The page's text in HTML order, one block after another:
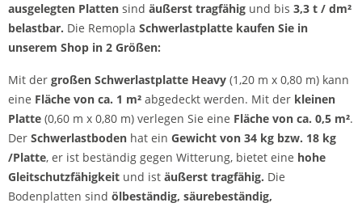
ausgelegten Platten sind äußerst tragfähig und bis 3,3 t / dm²
belastbar. Die Remopla Schwerlastplatte kaufen Sie in
unserem Shop in 2 Größen:
Mit der großen Schwerlastplatte Heavy (1,20 m x 0,80 m) kann
eine Fläche von ca. 1 m² abgedeckt werden. Mit der kleinen
Platte (0,60 m x 0,80 m) verlegen Sie eine Fläche von ca. 0,5 m².
Der Schwerlastboden hat ein Gewicht von 34 kg bzw. 18 kg
/Platte, er ist beständig gegen Witterung, bietet eine hohe
Gleitschutzfähigkeit und ist äußerst tragfähig. Die
Bodenplatten sind ölbeständig, säurebeständig,